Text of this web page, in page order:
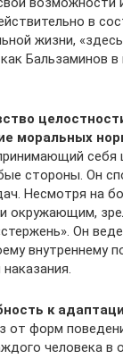
в
жизни,
Бальзаминов в
моральных
себя
стороны. Он
Несмотря на
окружающим,
Он
внутреннему
к
от форм
человека в